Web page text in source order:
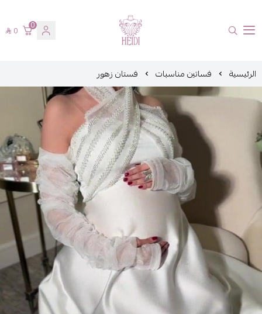
هايدي فاشن
0
0
الرئيسية فساتين مناسبات فستان زهور